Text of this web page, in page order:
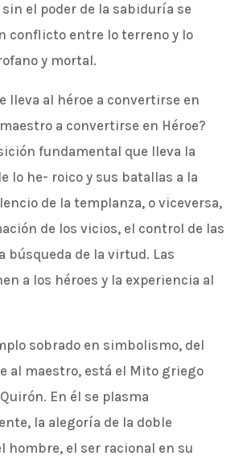
el poder de la sabiduría se
conflicto entre lo terreno y lo
y mortal.
lleva al héroe a convertirse en
a convertirse en Héroe?
fundamental que lleva la
lo he- roico y sus batallas a la
de la templanza, o viceversa,
de los vicios, el control de las
búsqueda de la virtud. Las
a los héroes y la experiencia al
sobrado en simbolismo, del
al maestro, está el Mito griego
En él se plasma
la alegoría de la doble
hombre, el ser racional en su